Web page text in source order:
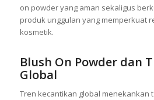
on powder yang aman sekaligus
produk unggulan yang memperkuat
kosmetik.
Blush On Powder dan
Global
Tren kecantikan global menekankan